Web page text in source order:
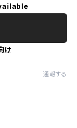
け
通報する